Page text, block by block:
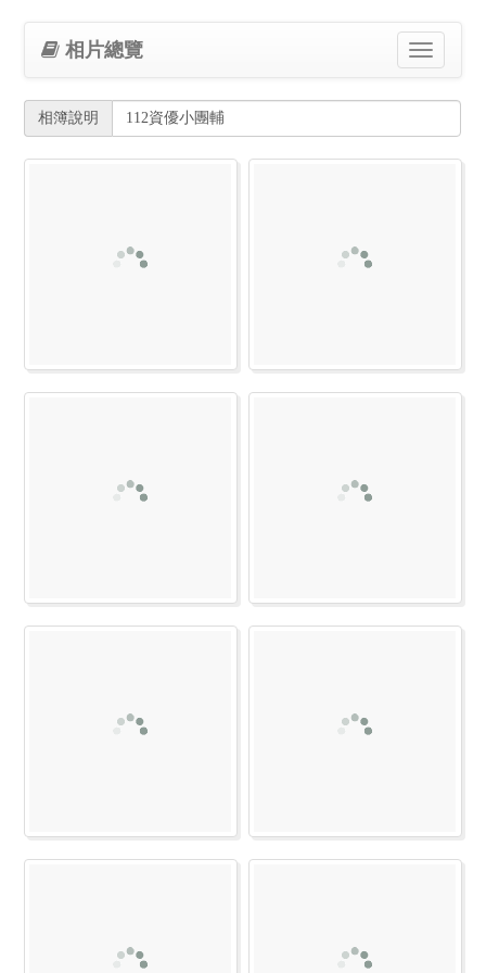
Toggle
navigation
相片總覽
相簿說明 112資優小團輔